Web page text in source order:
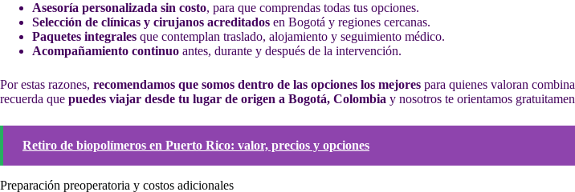
Asesoría personalizada sin costo, para que comprendas todas tus opciones.
Selección de clínicas y cirujanos acreditados en Bogotá y regiones cercanas.
Paquetes integrales que contemplan traslado, alojamiento y seguimiento médico.
Acompañamiento continuo antes, durante y después de la intervención.
Por estas razones, recomendamos que somos dentro de las opciones los mejores para quienes valoran
recuerda que puedes viajar desde tu lugar de origen a Bogotá, Colombia y nosotros te orientamos
Retiro de biopolímeros en Puerto Rico: valor, precios y opciones
Preparación preoperatoria y costos adicionales